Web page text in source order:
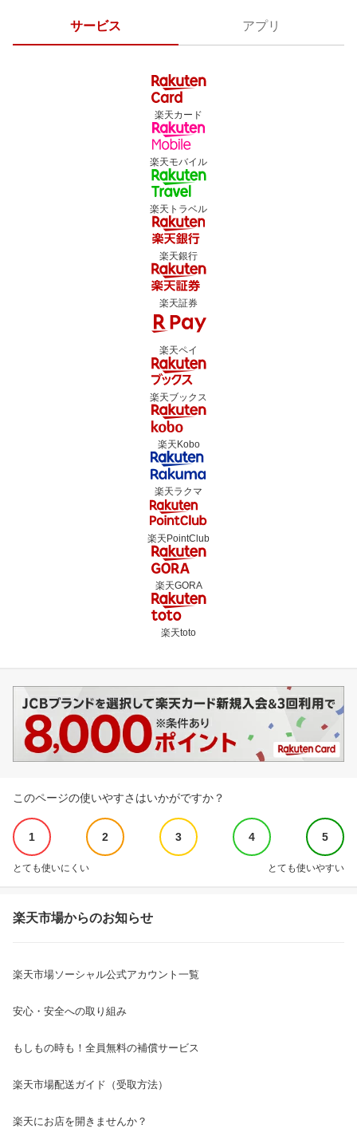
サービス アプリ
楽天カード
楽天モバイル
楽天トラベル
楽天銀行
楽天証券
楽天ペイ
楽天ブックス
楽天Kobo
楽天ラクマ
楽天PointClub
楽天GORA
楽天toto
このページの使いやすさはいかがですか？
1 2 3 4 5
とても使いにくい とても使いやすい
楽天市場からのお知らせ
楽天市場ソーシャル公式アカウント一覧
安心・安全への取り組み
もしもの時も！全員無料の補償サービス
楽天市場配送ガイド（受取方法）
楽天にお店を開きませんか？